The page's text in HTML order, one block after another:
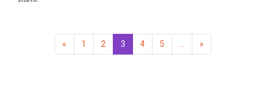
« Προηγούμενη
1 2 3 (επιλεγμένη)
4 5 »